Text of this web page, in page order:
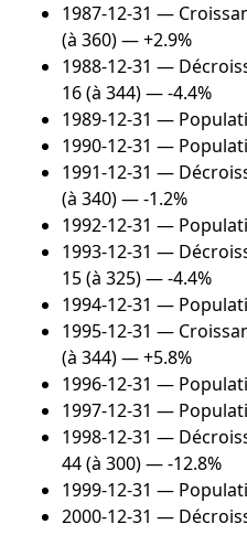
1987-12-31 —
(à 360) — +2.9%
1988-12-31 —
16 (à 344) — -4.4%
1989-12-31 —
1990-12-31 —
1991-12-31 —
(à 340) — -1.2%
1992-12-31 —
1993-12-31 —
15 (à 325) — -4.4%
1994-12-31 —
1995-12-31 —
(à 344) — +5.8%
1996-12-31 —
1997-12-31 —
1998-12-31 —
44 (à 300) — -12.8%
1999-12-31 —
2000-12-31 —